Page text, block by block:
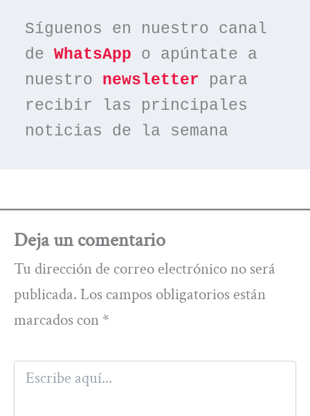
Síguenos en nuestro canal
de WhatsApp o apúntate a
nuestro newsletter para
recibir las principales
noticias de la semana
Deja un comentario
Tu dirección de correo electrónico no será
publicada. Los campos obligatorios están
marcados con *
Escribe
aquí...